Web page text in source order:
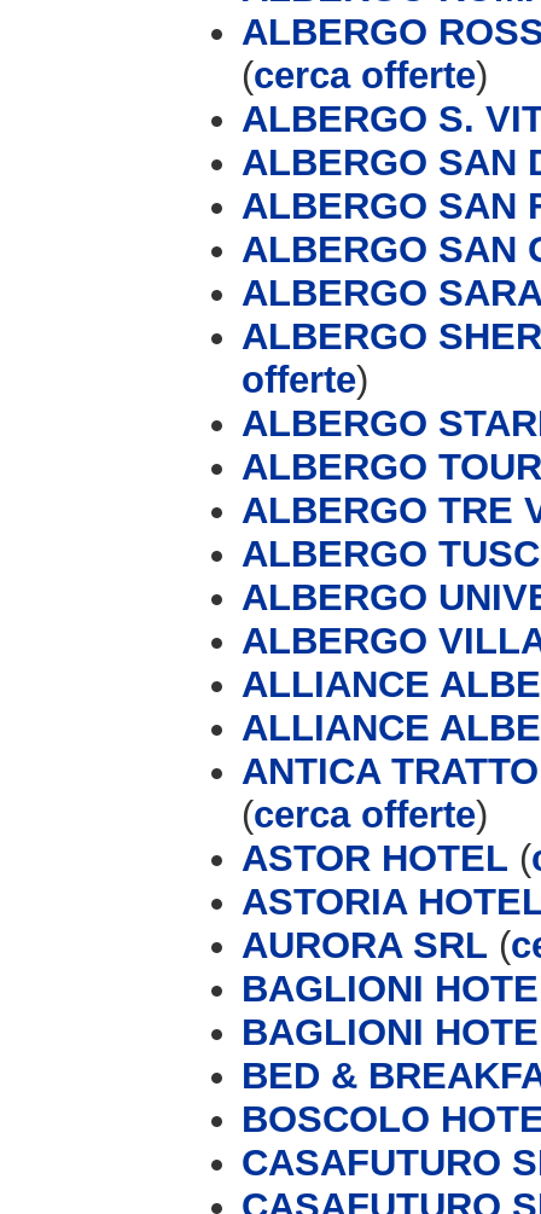
ALBERGO
(cerca offerte)
ALBERGO S.
ALBERGO SAN
ALBERGO SAN
ALBERGO SAN
ALBERGO
ALBERGO
offerte)
ALBERGO
ALBERGO
ALBERGO TRE
ALBERGO
ALBERGO
ALBERGO
ALLIANCE
ALLIANCE
ANTICA
(cerca offerte)
ASTOR HOTEL (
ASTORIA
AURORA SRL (
BAGLIONI
BAGLIONI
BED &
BOSCOLO
CASAFUTURO